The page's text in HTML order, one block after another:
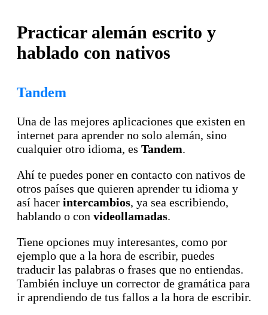
Practicar alemán escrito y
hablado con nativos
Tandem
Una de las mejores aplicaciones que existen en
internet para aprender no solo alemán, sino
cualquier otro idioma, es Tandem.
Ahí te puedes poner en contacto con nativos de
otros países que quieren aprender tu idioma y
así hacer intercambios, ya sea escribiendo,
hablando o con videollamadas.
Tiene opciones muy interesantes, como por
ejemplo que a la hora de escribir, puedes
traducir las palabras o frases que no entiendas.
También incluye un corrector de gramática para
ir aprendiendo de tus fallos a la hora de escribir.